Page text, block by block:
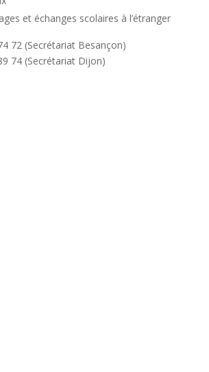
et échanges scolaires à l’étranger
72 (Secrétariat Besançon)
74 (Secrétariat Dijon)